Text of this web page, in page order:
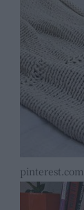
pinterest.com